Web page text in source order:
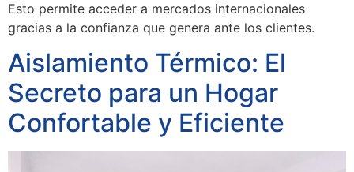
Esto permite acceder a mercados internacionales
gracias a la confianza que genera ante los clientes.
Aislamiento Térmico: El
Secreto para un Hogar
Confortable y Eficiente